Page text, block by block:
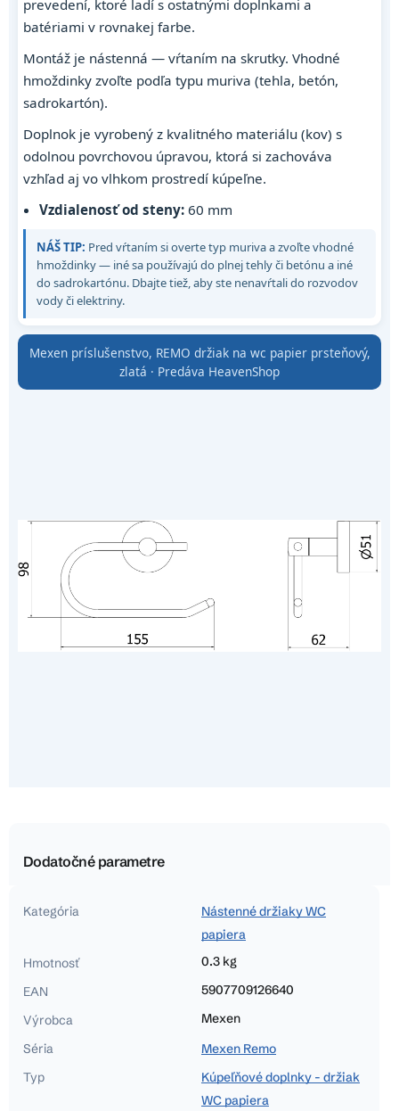
prevedení, ktoré ladí s ostatnými doplnkami a
batériami v rovnakej farbe.
Montáž je nástenná — vŕtaním na skrutky. Vhodné
hmoždinky zvoľte podľa typu muriva (tehla, betón,
sadrokartón).
Doplnok je vyrobený z kvalitného materiálu (kov) s
odolnou povrchovou úpravou, ktorá si zachováva
vzhľad aj vo vlhkom prostredí kúpeľne.
Vzdialenosť od steny: 60 mm
NÁŠ TIP: Pred vŕtaním si overte typ muriva a zvoľte vhodné
hmoždinky — iné sa používajú do plnej tehly či betónu a iné
do sadrokartónu. Dbajte tiež, aby ste nenavŕtali do rozvodov
vody či elektriny.
Mexen príslušenstvo, REMO držiak na wc papier prsteňový,
zlatá · Predáva HeavenShop
Dodatočné parametre
Kategória
Nástenné držiaky WC
papiera
Hmotnosť
0.3 kg
EAN
5907709126640
Výrobca
Mexen
Séria
Mexen Remo
Typ
Kúpeľňové doplnky - držiak
WC papiera